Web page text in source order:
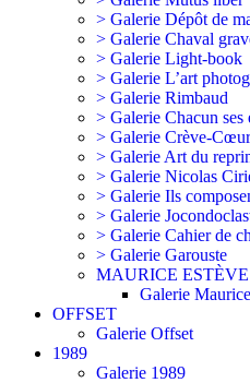
> Galerie Dépôt de
> Galerie Chaval
> Galerie Light-book
> Galerie L’art
> Galerie Rimbaud
> Galerie Chacun ses
> Galerie Crève-Cœur
> Galerie Art du
> Galerie Nicolas
> Galerie Ils
> Galerie
> Galerie Cahier de
> Galerie Garouste
MAURICE ESTÈVE
Galerie
OFFSET
Galerie Offset
1989
Galerie 1989